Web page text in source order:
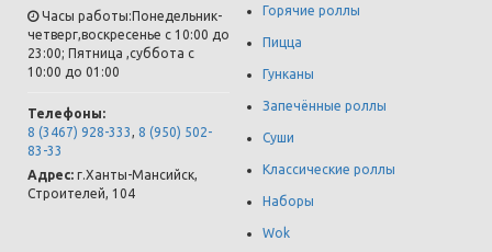
Часы работы:Понедельник-
четверг,воскресенье с 10:00 до
23:00; Пятница ,суббота с
10:00 до 01:00
Телефоны:
8 (3467) 928-333, 8 (950) 502-
83-33
Адрес: г.Ханты-Мансийск,
Строителей, 104
Горячие роллы
Пицца
Гунканы
Запечённые роллы
Суши
Классические роллы
Наборы
Wok